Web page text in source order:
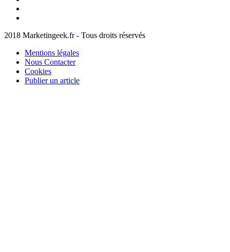
2018 Marketingeek.fr - Tous droits réservés
Mentions légales
Nous Contacter
Cookies
Publier un article